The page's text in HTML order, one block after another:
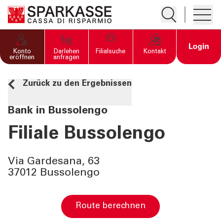
Suche öffnen
PRIVATKUNDEN UND
FAMILIEN
GESCHÄFTSKUNDEN
DIENSTLEISTUNGEN
PRIVATKUNDEN
DIENSTLEISTUNGEN
GESCHÄFTSKUNDEN
MEHR ALS BANK
Konto
eröffnen
Darlehen
anfragen
Filialsuche Kontakt Open
Zurück zu den Ergebnissen
Bank in Bussolengo
Filiale Bussolengo
Via Gardesana, 63
37012 Bussolengo
Route berechnen